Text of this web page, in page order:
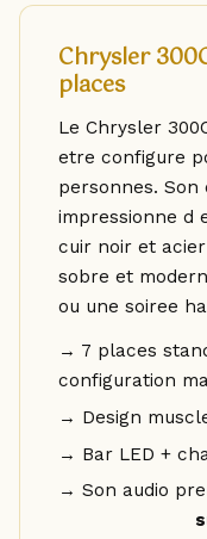
Chrysler
places
Le Chrysler
etre configure
personnes. Son
impressionne d
cuir noir et
sobre et
ou une soiree
→ 7 places
configuration
→ Design
→ Bar LED +
→ Son audio